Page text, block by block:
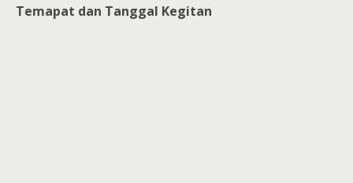
Temapat dan Tanggal Kegitan